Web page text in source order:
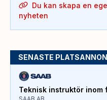
Du kan skapa en
nyheten
SENASTE
Teknisk instruktör inom